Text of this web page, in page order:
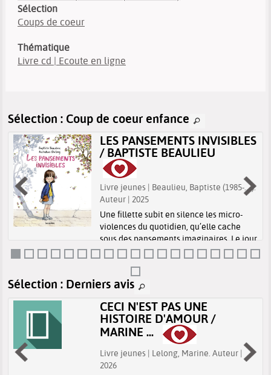
Sélection
Coups de coeur
Thématique
Livre cd | Ecoute en ligne
Sélection : Coup de coeur enfance
LES PANSEMENTS INVISIBLES
/ BAPTISTE BEAULIEU
Livre jeunes | Beaulieu, Baptiste (1985-....).
Auteur | 2025
Une fillette subit en silence les micro-
violences du quotidien, qu’elle cache
sous des pansements imaginaires. Le jour
où elle trouve le courage de parler à sa
transforme sa douleur en espoir.
Sélection : Derniers avis
CECI N'EST PAS UNE
HISTOIRE D'AMOUR /
MARINE ...
Livre jeunes | Lelong, Marine. Auteur |
2026